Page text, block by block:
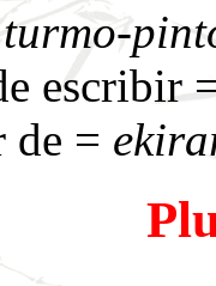
turmo-
escribir
de =